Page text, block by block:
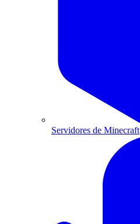
Servidores de Minecraft